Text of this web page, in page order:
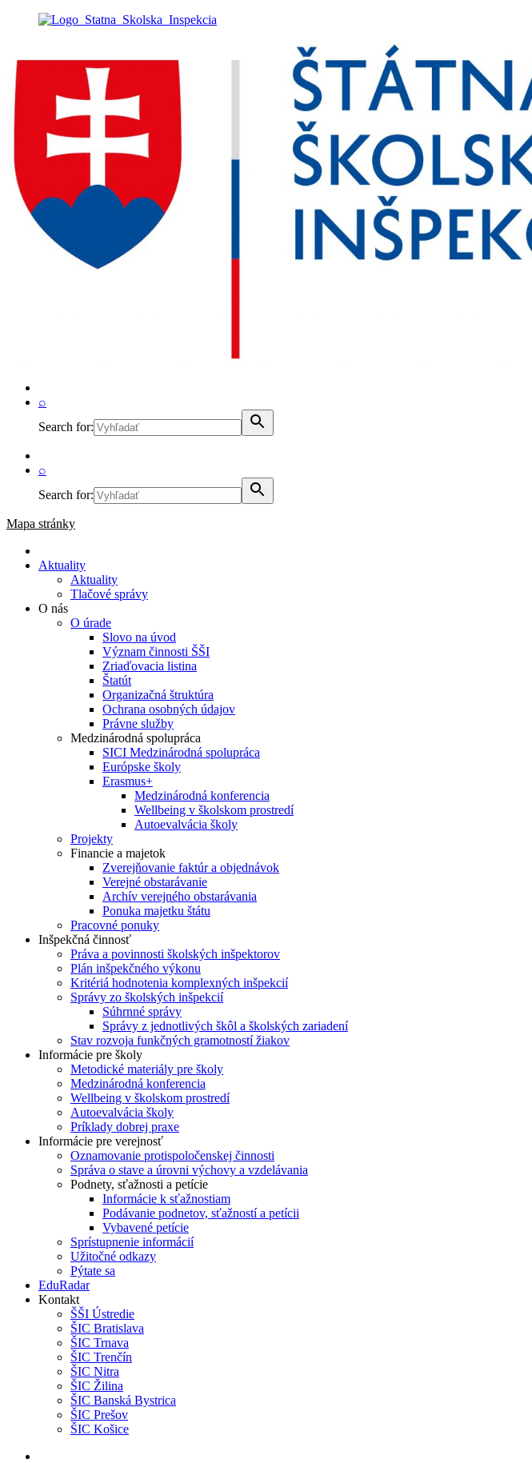
⌕
Search for:
⌕
Search for:
Mapa stránky
Aktuality
Aktuality
Tlačové správy
O nás
O úrade
Slovo na úvod
Význam činnosti ŠŠI
Zriaďovacia listina
Štatút
Organizačná štruktúra
Ochrana osobných údajov
Právne služby
Medzinárodná spolupráca
SICI Medzinárodná spolupráca
Európske školy
Erasmus+
Medzinárodná konferencia
Wellbeing v školskom prostredí
Autoevalvácia školy
Projekty
Financie a majetok
Zverejňovanie faktúr a objednávok
Verejné obstarávanie
Archív verejného obstarávania
Ponuka majetku štátu
Pracovné ponuky
Inšpekčná činnosť
Práva a povinnosti školských inšpektorov
Plán inšpekčného výkonu
Kritériá hodnotenia komplexných inšpekcií
Správy zo školských inšpekcií
Súhrnné správy
Správy z jednotlivých škôl a školských zariadení
Stav rozvoja funkčných gramotností žiakov
Informácie pre školy
Metodické materiály pre školy
Medzinárodná konferencia
Wellbeing v školskom prostredí
Autoevalvácia školy
Príklady dobrej praxe
Informácie pre verejnosť
Oznamovanie protispoločenskej činnosti
Správa o stave a úrovni výchovy a vzdelávania
Podnety, sťažnosti a petície
Informácie k sťažnostiam
Podávanie podnetov, sťažností a petícii
Vybavené petície
Sprístupnenie informácií
Užitočné odkazy
Pýtate sa
EduRadar
Kontakt
ŠŠI Ústredie
ŠIC Bratislava
ŠIC Trnava
ŠIC Trenčín
ŠIC Nitra
ŠIC Žilina
ŠIC Banská Bystrica
ŠIC Prešov
ŠIC Košice